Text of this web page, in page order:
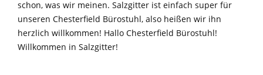
schon, was wir meinen. Salzgitter ist einfach super für
unseren Chesterfield Bürostuhl, also heißen wir ihn
herzlich willkommen! Hallo Chesterfield Bürostuhl!
Willkommen in Salzgitter!